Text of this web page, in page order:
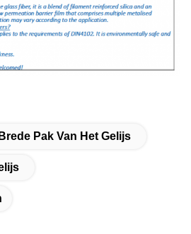
Pak Van Het Gelijs